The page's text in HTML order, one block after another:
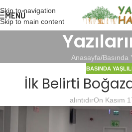
Skip to navigation
Skip to main content
MENÜ
Anasayfa Basında
BASINDA
İlk Belirti
alıntıdırOn Kasım